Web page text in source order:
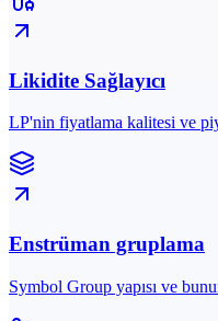
Likidite Sağlayıcı
LP'nin fiyatlama kalitesi ve
Enstrüman gruplama
Symbol Group yapısı ve